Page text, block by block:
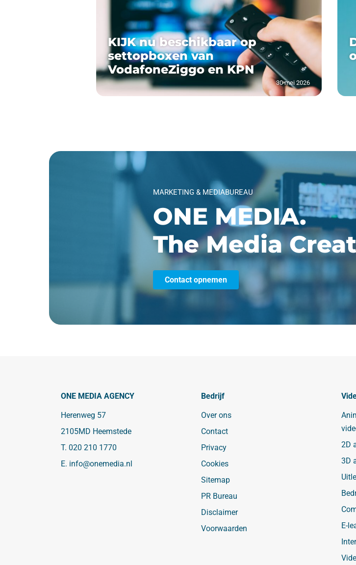
KIJK nu beschikbaar op
settopboxen van
VodafoneZiggo en KPN
30 mei 2026
MARKETING & MEDIABUREAU
ONE MEDIA.
The Media
Contact opnemen
Bedrijf
Over ons
Contact
Privacy
Cookies
Sitemap
PR Bureau
Disclaimer
Voorwaarden
2D
3D
E-
ONE MEDIA AGENCY
Herenweg 57
2105MD Heemstede
T. 020 210 1770
E. info@onemedia.nl